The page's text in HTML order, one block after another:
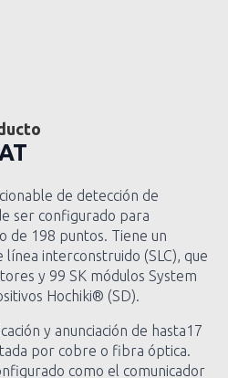
de detección de
ser configurado para
de 198 puntos. Tiene un
línea interconstruido (SLC), que
y 99 SK módulos System
Hochiki® (SD).
y anunciación de hasta17
por cobre o fibra óptica.
como el comunicador